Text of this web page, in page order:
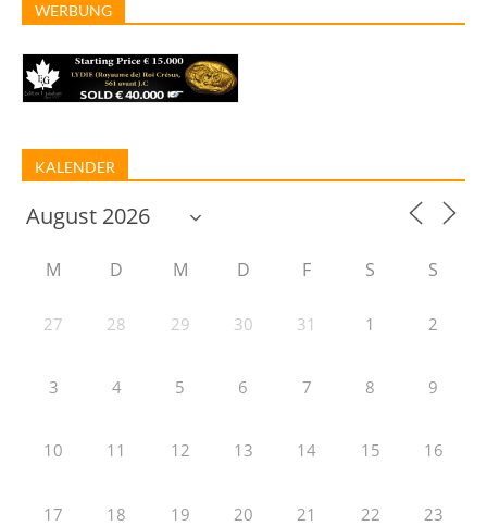
WERBUNG
KALENDER
M D M D F S S
27 28 29 30 31 1 2
3 4 5 6 7 8 9
10 11 12 13 14 15 16
17 18 19 20 21 22 23